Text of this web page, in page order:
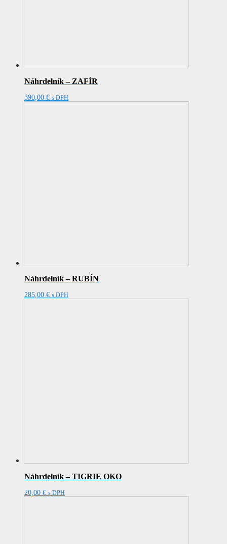
Náhrdelník – ZAFÍR
390,00 € s DPH
Náhrdelník – RUBÍN
285,00 € s DPH
Náhrdelník – TIGRIE OKO
20,00 € s DPH